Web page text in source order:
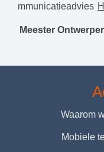
mmunicatieadvies
Meester
Mobiele